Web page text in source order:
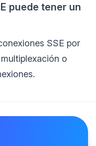
puede tener un
SSE por
o